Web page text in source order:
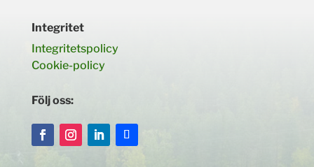
Integritet
Integritetspolicy
Cookie-policy
Följ oss: